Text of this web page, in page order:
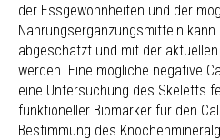
der Essgewohnheiten und der
Nahrungsergänzungsmitteln kann
abgeschätzt und mit der
werden. Eine mögliche negative
eine Untersuchung des Skeletts
funktioneller Biomarker für den
Bestimmung des